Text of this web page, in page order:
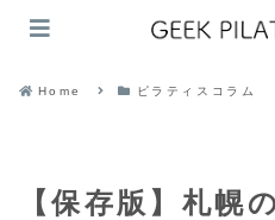
Home ピラティスコラム
【保存版】札幌